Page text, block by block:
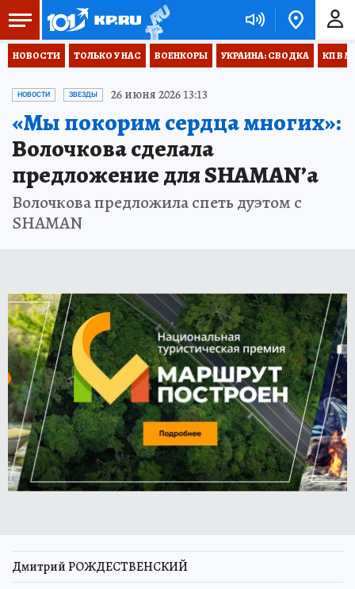
НОВОСТИ ТОЛЬКО У НАС ВОЕНКОРЫ УКРАИНА: СВОДКА КП В
НОВОСТИ ЗВЕЗДЫ 26 июня 2026 13:13
«Мы покорим сердца многих»:
Волочкова сделала
предложение для SHAMAN’а
Волочкова предложила спеть дуэтом с
SHAMAN
Дмитрий РОЖДЕСТВЕНСКИЙ